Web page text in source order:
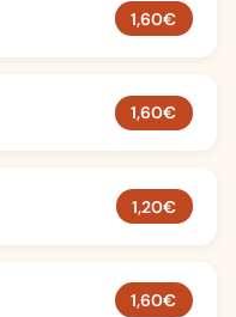
1,60€
1,60€
1,20€
1,60€